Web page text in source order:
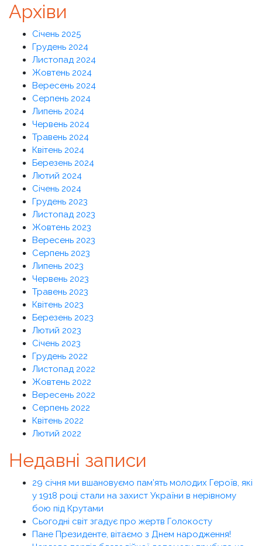
Архіви
Січень 2025
Грудень 2024
Листопад 2024
Жовтень 2024
Вересень 2024
Серпень 2024
Липень 2024
Червень 2024
Травень 2024
Квітень 2024
Березень 2024
Лютий 2024
Січень 2024
Грудень 2023
Листопад 2023
Жовтень 2023
Вересень 2023
Серпень 2023
Липень 2023
Червень 2023
Травень 2023
Квітень 2023
Березень 2023
Лютий 2023
Січень 2023
Грудень 2022
Листопад 2022
Жовтень 2022
Вересень 2022
Серпень 2022
Квітень 2022
Лютий 2022
Недавні записи
29 січня ми вшановуємо пам’ять молодих Героїв, які
у 1918 році стали на захист України в нерівному
бою під Крутами
Сьогодні світ згадує про жертв Голокосту
Пане Президенте, вітаємо з Днем народження!